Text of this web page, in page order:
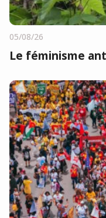
05/08/26
Le féminisme